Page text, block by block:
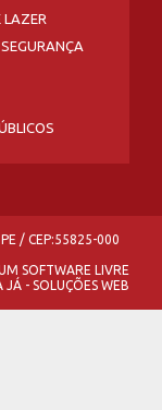
LAZER
/ CEP:55825-000
SOFTWARE LIVRE
JÁ - SOLUÇÕES WEB